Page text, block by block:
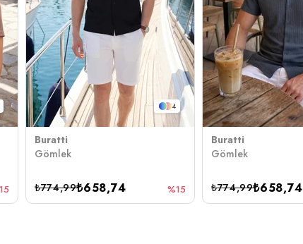
4
Buratti
Gömlek
₺658,74
₺774,99 %15
Buratti
Gömlek
₺658,74
₺774,99